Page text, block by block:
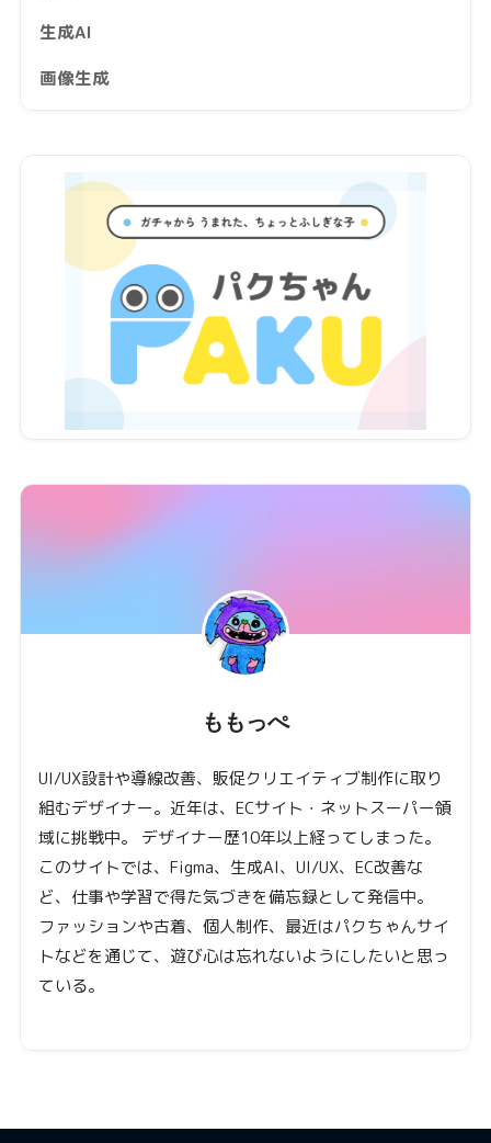
生成AI
画像生成
ももっぺ
UI/UX設計や導線改善、販促クリエイティブ制作に取り
組むデザイナー。近年は、ECサイト・ネットスーパー領
域に挑戦中。 デザイナー歴10年以上経ってしまった。
このサイトでは、Figma、生成AI、UI/UX、EC改善な
ど、仕事や学習で得た気づきを備忘録として発信中。
ファッションや古着、個人制作、最近はパクちゃんサイ
トなどを通じて、遊び心は忘れないようにしたいと思っ
ている。